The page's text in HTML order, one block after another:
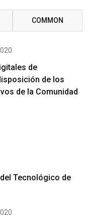
COMMON
de
de los
de la Comunidad
Tecnológico de